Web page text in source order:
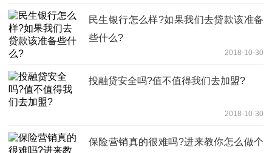
民生银行怎么样?如果我们去贷款该准备
些什么?
2018-10-30
投融贷安全吗?值不值得我们去加盟?
2018-10-30
保险营销真的很难吗?进来教你怎么做个